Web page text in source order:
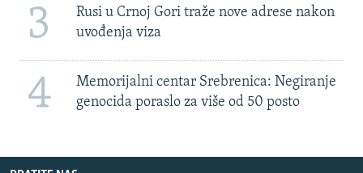
3
Rusi u Crnoj Gori traže nove adrese nakon
uvođenja viza
4
Memorijalni centar Srebrenica: Negiranje
genocida poraslo za više od 50 posto